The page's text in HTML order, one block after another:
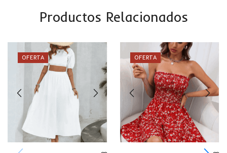
Productos Relacionados
OFERTA OFERTA